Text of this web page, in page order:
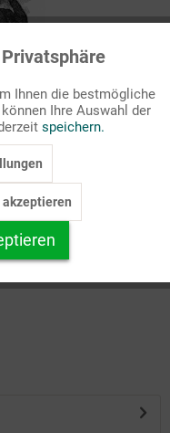
aus.
mit/ohne Text ...
Aktiv
Inaktiv
Inaktiv
Ihnen die bestmögliche
Ihre Auswahl der
speichern.